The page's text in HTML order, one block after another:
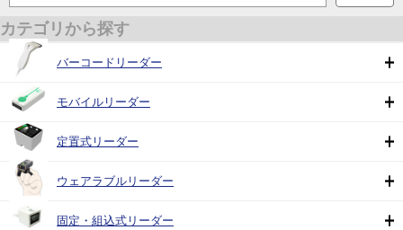
カテゴリから探す
バーコードリーダー
モバイルリーダー
定置式リーダー
ウェアラブルリーダー
固定・組込式リーダー